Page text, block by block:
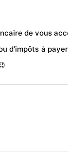
de vous
d’impôts à